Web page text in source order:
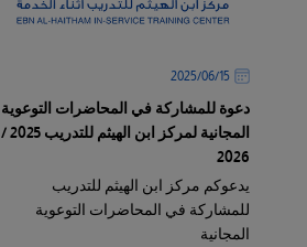
15‏/06‏/2025
دعوة للمشاركة في المحاضرات التوعوية
المجانية لمركز ابن الهيثم للتدريب 2025 /
2026
يدعوكم مركز ابن الهيثم للتدريب
للمشاركة في المحاضرات التوعوية
المجانية